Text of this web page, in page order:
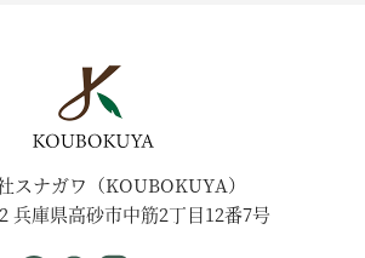
スナガワ（KOUBOKUYA）
兵庫県高砂市中筋2丁目12番7号